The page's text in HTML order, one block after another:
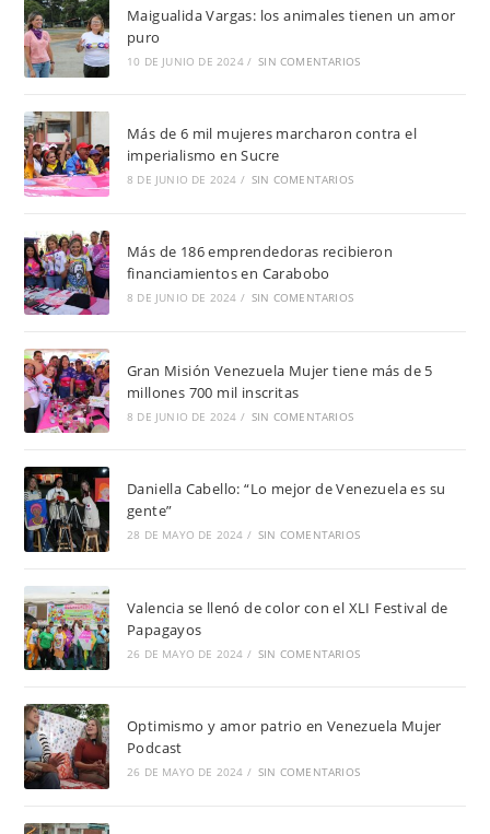
Maigualida Vargas: los animales tienen un amor
puro
10 DE JUNIO DE 2024 / SIN COMENTARIOS
Más de 6 mil mujeres marcharon contra el
imperialismo en Sucre
8 DE JUNIO DE 2024 / SIN COMENTARIOS
Más de 186 emprendedoras recibieron
financiamientos en Carabobo
8 DE JUNIO DE 2024 / SIN COMENTARIOS
Gran Misión Venezuela Mujer tiene más de 5
millones 700 mil inscritas
8 DE JUNIO DE 2024 / SIN COMENTARIOS
Daniella Cabello: “Lo mejor de Venezuela es su
gente”
28 DE MAYO DE 2024 / SIN COMENTARIOS
Valencia se llenó de color con el XLI Festival de
Papagayos
26 DE MAYO DE 2024 / SIN COMENTARIOS
Optimismo y amor patrio en Venezuela Mujer
Podcast
26 DE MAYO DE 2024 / SIN COMENTARIOS